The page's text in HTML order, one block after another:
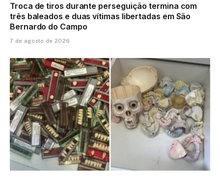
Troca de tiros durante perseguição termina com
três baleados e duas vítimas libertadas em São
Bernardo do Campo
7 de agosto de 2026